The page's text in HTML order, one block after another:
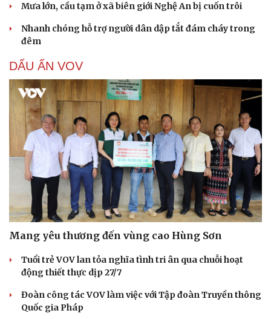
Mưa lớn, cầu tạm ở xã biên giới Nghệ An bị cuốn trôi
Nhanh chóng hỗ trợ người dân dập tắt đám cháy trong
đêm
DẤU ẤN VOV
Mang yêu thương đến vùng cao Hùng Sơn
Tuổi trẻ VOV lan tỏa nghĩa tình tri ân qua chuỗi hoạt
động thiết thực dịp 27/7
Đoàn công tác VOV làm việc với Tập đoàn Truyền thông
Quốc gia Pháp